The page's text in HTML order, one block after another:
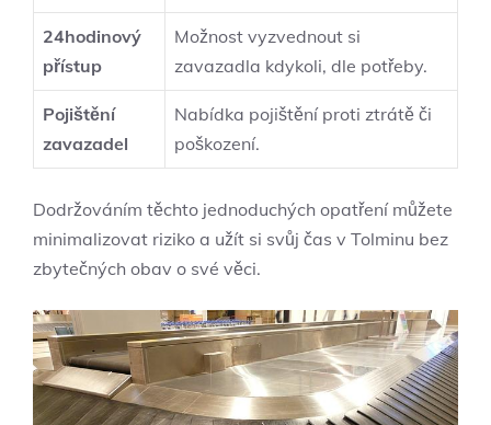
24hodinový
přístup
Možnost vyzvednout si
zavazadla kdykoli, dle potřeby.
Pojištění
zavazadel
Nabídka pojištění proti ztrátě či
poškození.
Dodržováním těchto jednoduchých opatření můžete
minimalizovat riziko a užít si svůj čas v Tolminu bez
zbytečných obav o své věci.